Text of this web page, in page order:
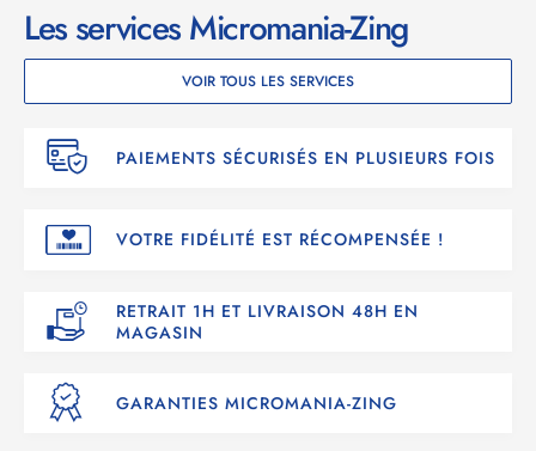
Les services Micromania-Zing
VOIR TOUS LES SERVICES
PAIEMENTS SÉCURISÉS EN PLUSIEURS FOIS
VOTRE FIDÉLITÉ EST RÉCOMPENSÉE !
RETRAIT 1H ET LIVRAISON 48H EN
MAGASIN
GARANTIES MICROMANIA-ZING